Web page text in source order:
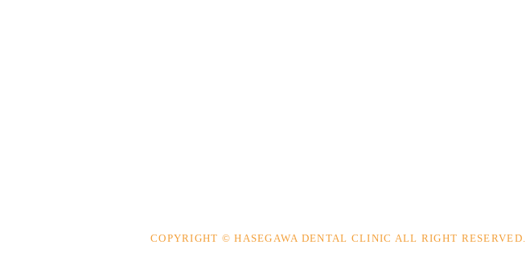
COPYRIGHT © HASEGAWA DENTAL CLINIC ALL RIGHT RESERVED.